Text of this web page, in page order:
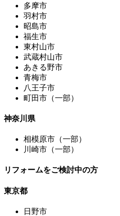
多摩市
羽村市
昭島市
福生市
東村山市
武蔵村山市
あきる野市
青梅市
八王子市
町田市（一部）
神奈川県
相模原市（一部）
川崎市（一部）
リフォームをご検討中の方
東京都
日野市